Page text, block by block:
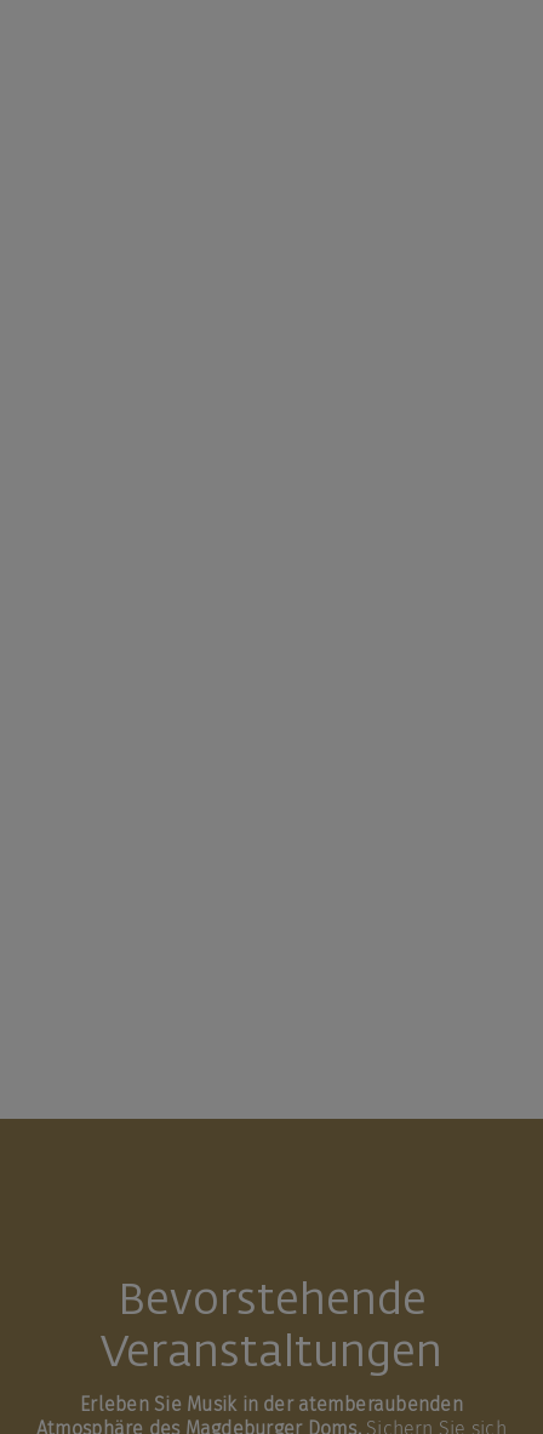
Bevorstehende
Veranstaltungen
Erleben Sie Musik in der atemberaubenden
Atmosphäre des Magdeburger Doms.Sichern Sie sich